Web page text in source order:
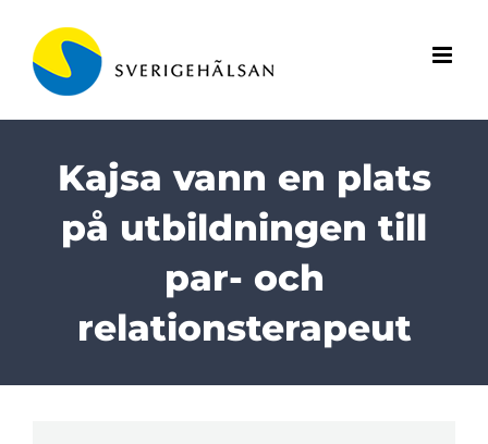
innehållet
Kajsa vann en plats
på utbildningen till
par- och
relationsterapeut